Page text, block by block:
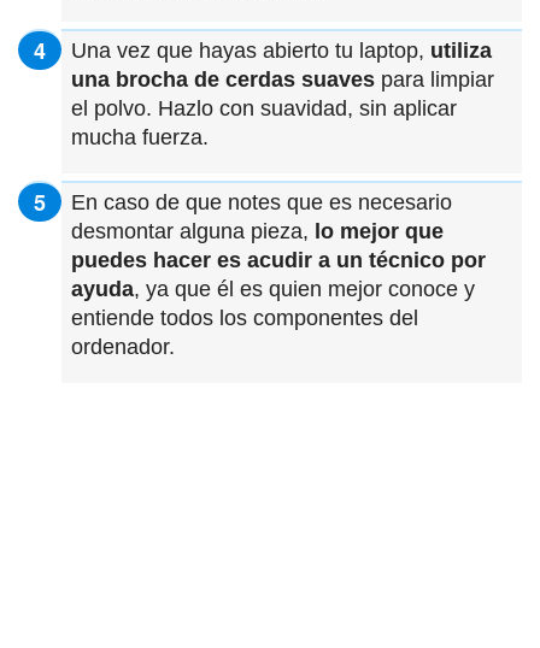
Una vez que hayas abierto tu laptop, utiliza
una brocha de cerdas suaves para limpiar
el polvo. Hazlo con suavidad, sin aplicar
mucha fuerza.
En caso de que notes que es necesario
desmontar alguna pieza, lo mejor que
puedes hacer es acudir a un técnico por
ayuda, ya que él es quien mejor conoce y
entiende todos los componentes del
ordenador.